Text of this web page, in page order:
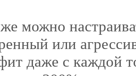
можно
или
даже с каждой